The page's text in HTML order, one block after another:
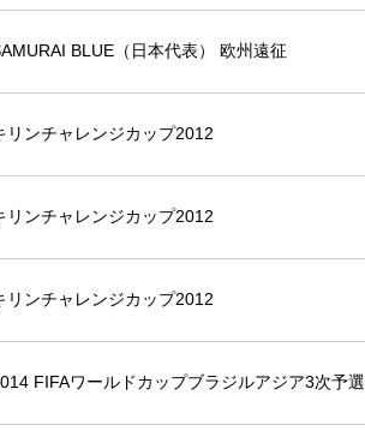
BLUE（日本代表） 欧州遠征
リンチャレンジカップ2012
リンチャレンジカップ2012
リンチャレンジカップ2012
FIFAワールドカップブラジルアジア3次予選